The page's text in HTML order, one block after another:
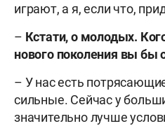
играют, а я, если что,
– Кстати, о молодых.
нового поколения вы бы
– У нас есть
сильные. Сейчас у
значительно лучше